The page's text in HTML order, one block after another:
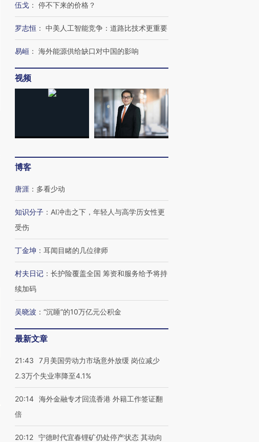
伍戈 ： 停不下来的价格？
罗志恒 ： 中美人工智能竞争：道路比技术更重要
易峘 ： 海外能源供给缺口对中国的影响
视频
博客
唐涯 ： 多看少动
知识分子 ： AI冲击之下，年轻人与高学历女性更
受伤
丁金坤 ： 耳闻目睹的几位律师
村夫日记 ： 长护险覆盖全国 筹资和服务给予将持
续加码
吴晓波 ： “沉睡”的10万亿元公积金
最新文章
21:43
7月美国劳动力市场意外放缓 岗位减少
2.3万个失业率降至4.1%
20:14 海外金融专才回流香港 外籍工作签证翻
倍
20:12 宁德时代宜春锂矿仍处停产状态 其动向